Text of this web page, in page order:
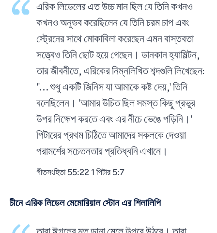
এরিক লিডেলের এত উচ্চ মান ছিল যে তিনি কখনও
কখনও অনুভব করেছিলেন যে তিনি চরম চাপ এবং
স্ট্রেনের সাথে মোকাবিলা করেছেন এমন বাস্তবতা
সত্ত্বেও তিনি ছোট হয়ে গেছেন। ডানকান হ্যামিল্টন,
তার জীবনীতে, এরিকের নিম্নলিখিত শব্দগুলি লিখেছেন:
"... শুধু একটি জিনিস যা আমাকে কষ্ট দেয়,' তিনি
বলেছিলেন। 'আমার উচিত ছিল সমস্ত কিছু প্রভুর
উপর নিক্ষেপ করতে এবং এর নীচে ভেঙে পড়িনি।'
পিটারের প্রথম চিঠিতে আমাদের সকলকে দেওয়া
পরামর্শের সচেতনতার প্রতিধ্বনি এখানে।
গীতসংহিতা 55:22 1 পিটার 5:7
চীনে এরিক লিডেল মেমোরিয়াল স্টোন এর শিলালিপি